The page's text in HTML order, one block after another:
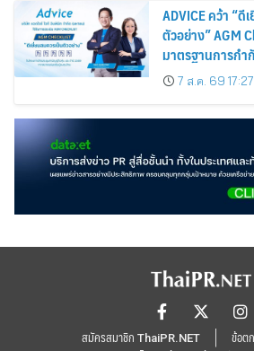
ADVICE คว้า “ดี
ตัวอย่าง” AGM
มาตรฐานการก
7 ส.ค. 69 17:27
สมัครสมาชิก ThaiPR.NET
ข้อต